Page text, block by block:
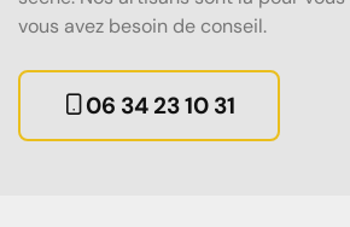
vous avez besoin de conseil.
06 34 23 10 31